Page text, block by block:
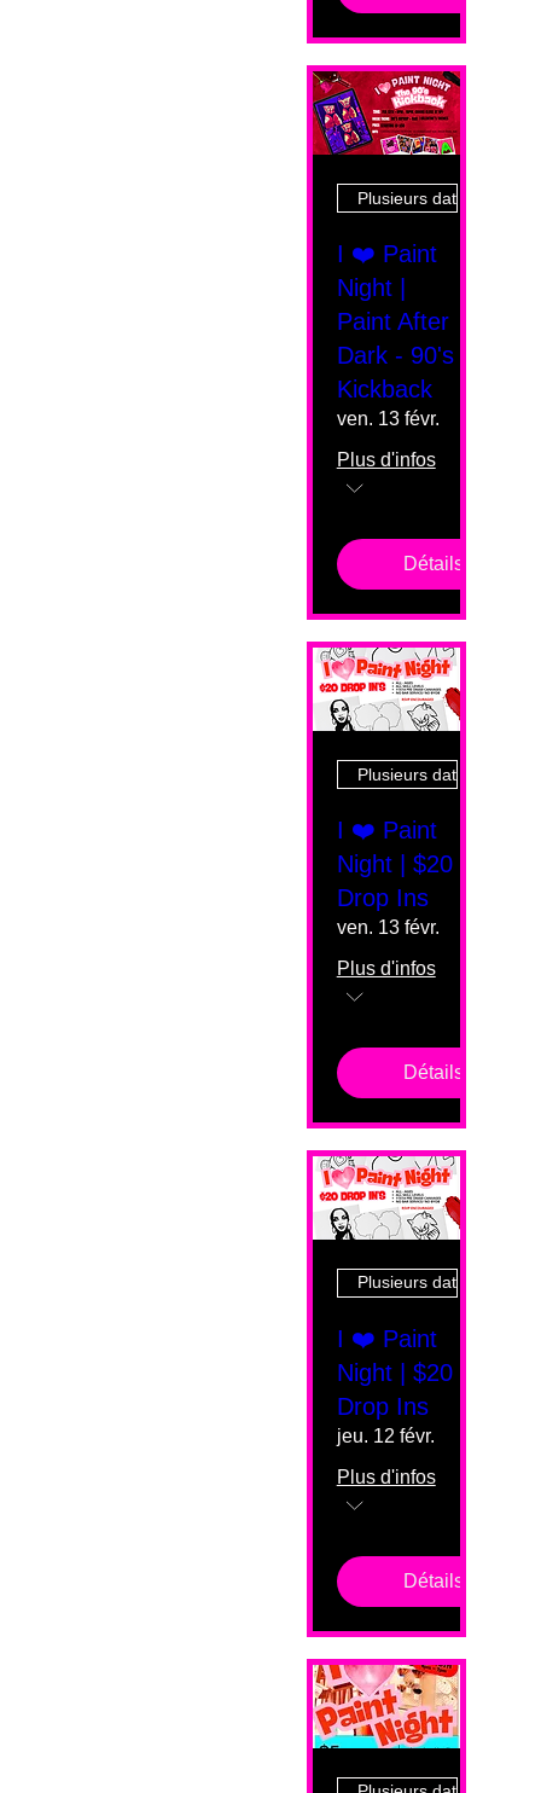
Plusieurs dates
I ❤️ Paint
Night |
Paint After
Dark - 90's
Kickback
ven. 13 févr.
Plus d'infos
Détails
Plusieurs dates
I ❤️ Paint
Night | $20
Drop Ins
ven. 13 févr.
Plus d'infos
Détails
Plusieurs dates
I ❤️ Paint
Night | $20
Drop Ins
jeu. 12 févr.
Plus d'infos
Détails